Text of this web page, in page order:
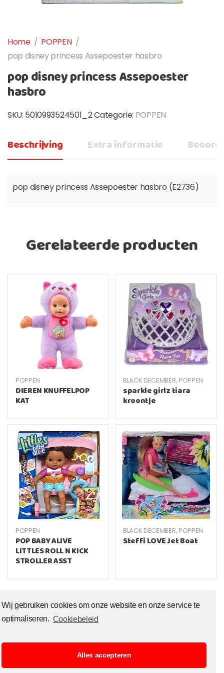
Wij gebruiken cookies om onze website en onze service te
optimaliseren. Cookiebeleid
Alles accepteren
Home / POPPEN /
pop disney princess Assepoester hasbro
pop disney princess Assepoester
hasbro
SKU: 5010993524501_2Categorie: POPPEN
Beschrijving Extra informatie
pop disney princess Assepoester hasbro (E2736)
Gerelateerde producten
POPPEN
DIEREN KNUFFELPOP
KAT
BLACK DECEMBER, POPPEN
sparkle girlz tiara
kroontje
POPPEN
POP BABY ALIVE
LITTLES ROLL N KICK
STROLLER ASST
BLACK DECEMBER, POPPEN
Steffi LOVE Jet Boat